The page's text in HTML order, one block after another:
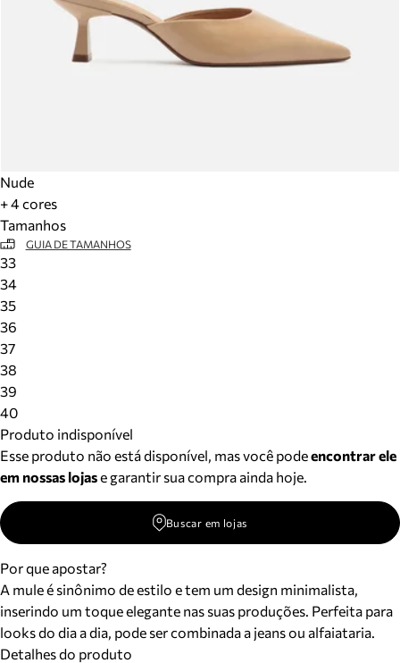
Nude
+ 4 cores
Tamanhos
GUIA DE TAMANHOS
33
34
35
36
37
38
39
40
Produto indisponível
Esse produto não está disponível, mas você podeencontrar ele
em nossas lojase garantir sua compra ainda hoje.
Buscar em lojas
Por que apostar?
A mule é sinônimo de estilo e tem um design minimalista,
inserindo um toque elegante nas suas produções. Perfeita para
looks do dia a dia, pode ser combinada a jeans ou alfaiataria.
Detalhes do produto